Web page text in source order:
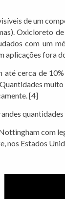
de um
Oxicloreto
com um
aplicações fora
até cerca de
[4]
com
nos Estados